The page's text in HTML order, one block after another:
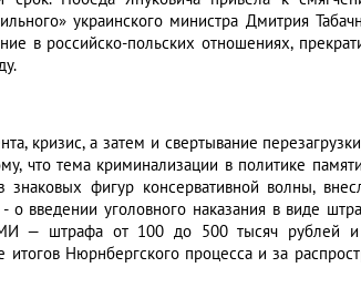
украинского министра Дмитрия
в российско-польских отношениях,
кризис, а затем и свертывание
что тема криминализации в политике
фигур консервативной волны,
о введении уголовного наказания в виде
— штрафа от 100 до 500 тысяч рублей
Нюрнбергского процесса и за